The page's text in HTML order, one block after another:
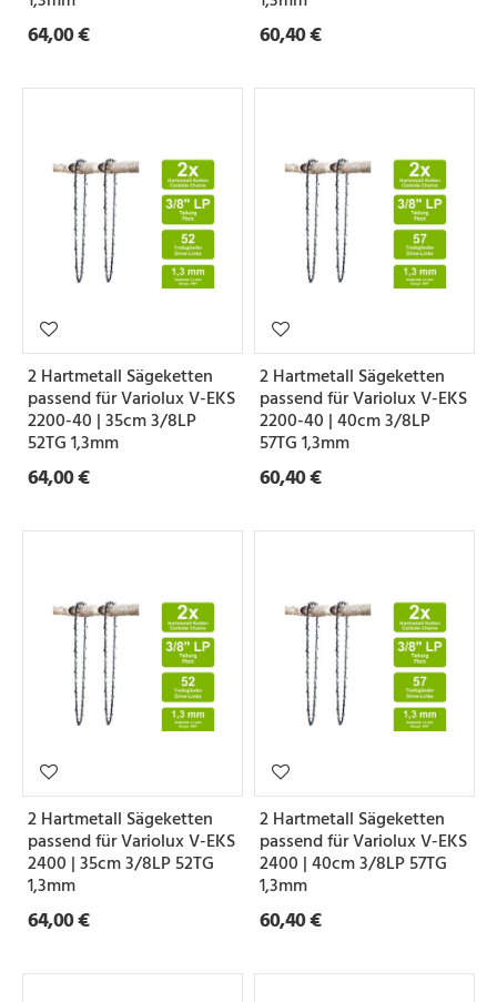
64,00 € 60,40 €
2 Hartmetall Sägeketten
passend für Variolux V-EKS
2200-40 | 35cm 3/8LP
52TG 1,3mm
64,00 €
2 Hartmetall Sägeketten
passend für Variolux V-EKS
2200-40 | 40cm 3/8LP
57TG 1,3mm
60,40 €
2 Hartmetall Sägeketten
passend für Variolux V-EKS
2400 | 35cm 3/8LP 52TG
1,3mm
64,00 €
2 Hartmetall Sägeketten
passend für Variolux V-EKS
2400 | 40cm 3/8LP 57TG
1,3mm
60,40 €